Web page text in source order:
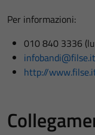
Per informazioni:
010 840 3336
infobandi@filse.it
http://